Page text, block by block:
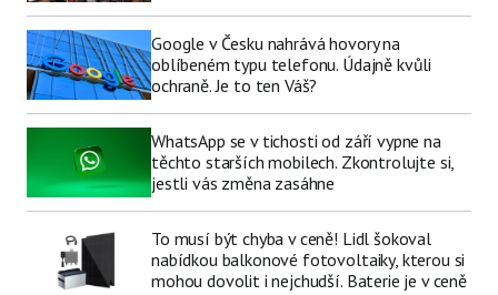
Google v Česku nahrává hovory na
oblíbeném typu telefonu. Údajně kvůli
ochraně. Je to ten Váš?
WhatsApp se v tichosti od září vypne na
těchto starších mobilech. Zkontrolujte si,
jestli vás změna zasáhne
To musí být chyba v ceně! Lidl šokoval
nabídkou balkonové fotovoltaiky, kterou si
mohou dovolit i nejchudší. Baterie je v ceně